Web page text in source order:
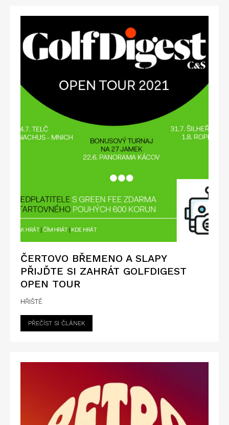
ČERTOVO BŘEMENO A SLAPY
PŘIJĎTE SI ZAHRÁT GOLFDIGEST
OPEN TOUR
HŘIŠTĚ
PŘEČÍST SI ČLÁNEK